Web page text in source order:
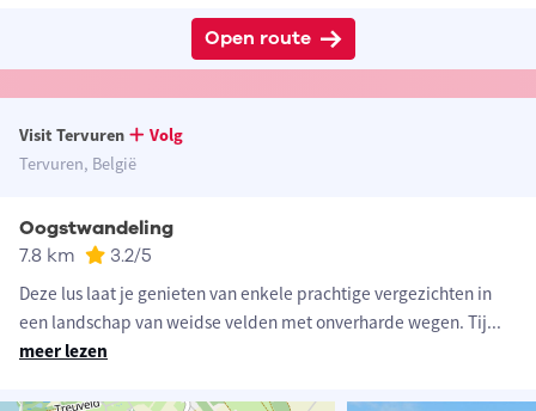
Open route
Visit Tervuren
Volg
Tervuren, België
Oogstwandeling
7.8 km 3.2/5
Deze lus laat je genieten van enkele prachtige vergezichten in
een landschap van weidse velden met onverharde wegen. Tij...
meer lezen